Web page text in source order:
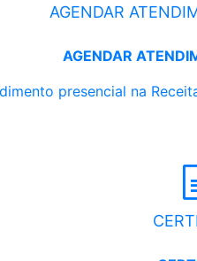
AGENDAR
AGENDAR
presencial na